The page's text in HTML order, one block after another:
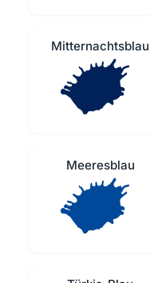
Mitternachtsblau
Meeresblau